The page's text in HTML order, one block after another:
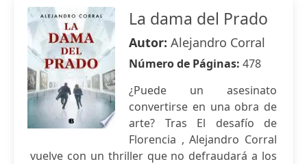
La dama del Prado
Autor: Alejandro Corral
Número de Páginas: 478
¿Puede un asesinato
convertirse en una obra de
arte? Tras El desafío de
Florencia , Alejandro Corral
vuelve con un thriller que no defraudará a los